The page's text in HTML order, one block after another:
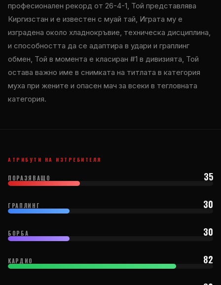
професионален рекорд от 26-4-1, Той представлява
Киргизстан и е известен с муай тай, Играта му е
изградена около хладнокръвие, техническа дисциплина,
и способността да се адаптира в удари и граплинг
обмен, Той в момента е класиран #1 в дивизията, Той
остава важно име в снимката на титлата в категория
муха при жените и опасен мач за всеки в тегловната
категория.
АТРИБУТИ НА ИЗТРЕБИТЕЛЯ
ПОРАЗЯВАЩО 35
ГРАПЛИНГ 30
БОРБА 30
КАРДИО 82